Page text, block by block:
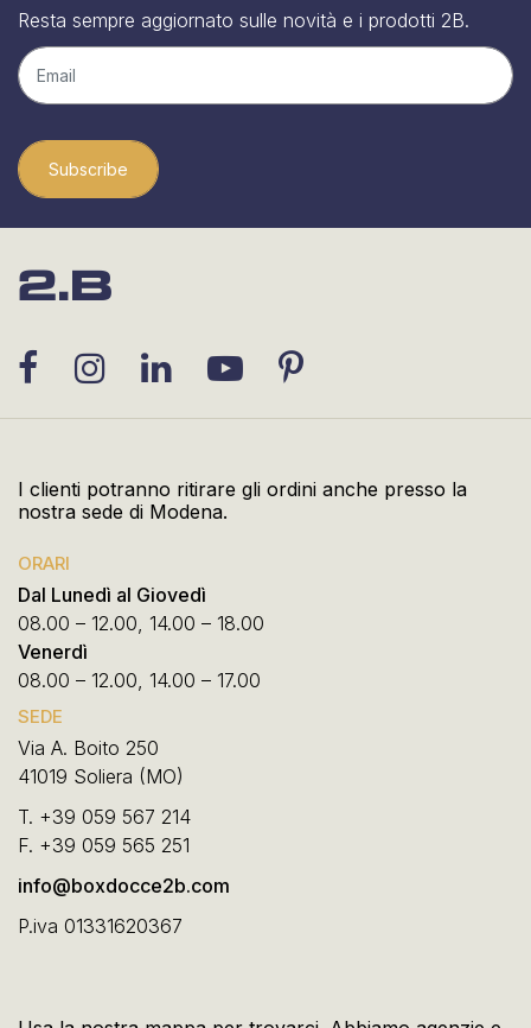
Resta sempre aggiornato sulle novità e i prodotti 2B.
Subscribe
I clienti potranno ritirare gli ordini anche presso la
nostra sede di Modena.
ORARI
Dal Lunedì al Giovedì
08.00 – 12.00, 14.00 – 18.00
Venerdì
08.00 – 12.00, 14.00 – 17.00
SEDE
Via A. Boito 250
41019 Soliera (MO)
T. +39 059 567 214
F. +39 059 565 251
info@boxdocce2b.com
P.iva 01331620367